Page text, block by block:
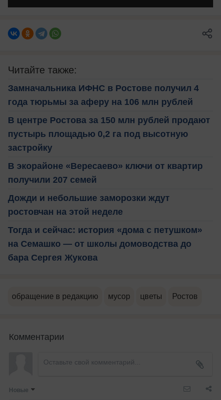
Читайте также:
Замначальника ИФНС в Ростове получил 4
года тюрьмы за аферу на 106 млн рублей
В центре Ростова за 150 млн рублей продают
пустырь площадью 0,2 га под высотную
застройку
В экорайоне «Вересаево» ключи от квартир
получили 207 семей
Дожди и небольшие заморозки ждут
ростовчан на этой неделе
Тогда и сейчас: история «дома с петушком»
на Семашко — от школы домоводства до
бара Сергея Жукова
обращение в редакцию мусор цветы Ростов
Комментарии
Новые